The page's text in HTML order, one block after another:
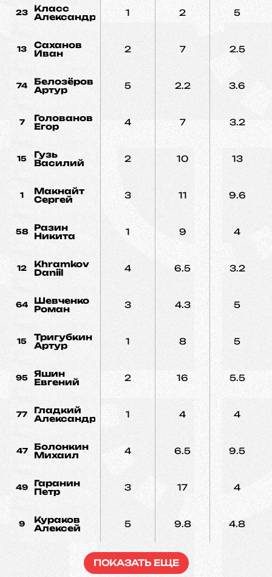
23
Класс
Александр
1 2 5
13
Саханов
Иван
2 7 2.5
74
Белозёров
Артур
5 2.2 3.6
7
Голованов
Егор
4 7 3.2
15
Гузь
Василий
2 10 13
1
Макнайт
Сергей
3 11 9.6
58
Разин
Никита
1 9 4
12
Khramkov
Daniil
4 6.5 3.2
64
Шевченко
Роман
3 4.3 5
15
Тригубкин
Артур
1 8 5
95
Яшин
Евгений
2 16 5.5
77
Гладкий
Александр
1 4 4
47
Болонкин
Михаил
4 6.5 9.5
49
Гаранин
Петр
3 17 4
9
Кураков
Алексей
5 9.8 4.8
ПОКАЗАТЬ ЕЩЕ